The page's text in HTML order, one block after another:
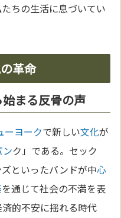
ちの生活に息づいてい
革命
まる反骨の声
ーヨークで新しい文化が
ンク」である。セック
といったバンドが中心
を通じて社会の不満を表
的不安に揺れる時代